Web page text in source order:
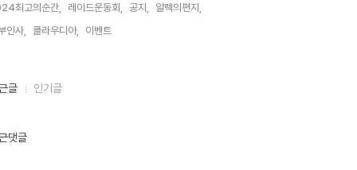
최고의순간,
레이드운동회, 공지,
알렉의편지,
인사,
클라우디아, 이벤트,
글 인기글
댓글